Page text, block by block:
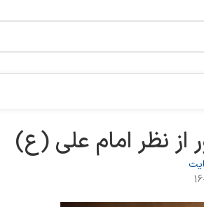
از نظر امام علی (ع)